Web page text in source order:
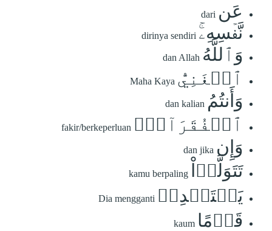
عَن dari
نَّفۡسِهِۦۚ dirinya sendiri
وَٱللَّهُ dan Allah
ٱلۡغَنِيُّ Maha Kaya
وَأَنتُمُ dan kalian
ٱلۡفُقَرَآءُۚ fakir/berkeperluan
وَإِن dan jika
تَتَوَلَّوۡاْ kamu berpaling
يَسۡتَبۡدِلۡ Dia mengganti
قَوۡمًا kaum